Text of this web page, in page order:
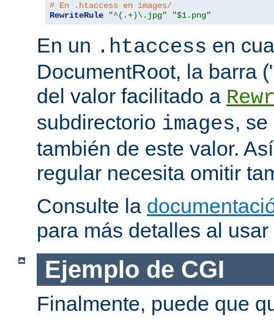
# En .htaccess en images/
RewriteRule
"^(.+)\.jpg" "$1.png"
En un .htaccess en
DocumentRoot, la barra
del valor facilitado a
subdirectorio images,
también de este valor.
regular necesita omitir
Consulte la
para más detalles al usar
Ejemplo de CGI
Finalmente, puede que